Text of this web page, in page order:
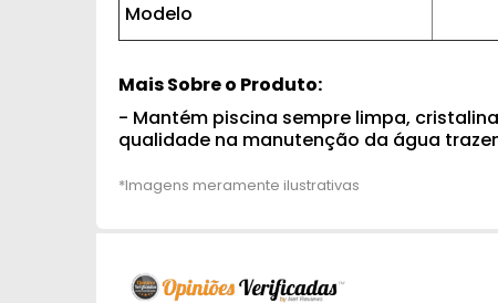
Modelo
Mais Sobre o Produto:
- Mantém piscina sempre limpa,
qualidade na manutenção da água